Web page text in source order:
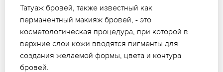
Татуаж бровей, также известный как
перманентный макияж бровей, - это
косметологическая процедура, при которой в
верхние слои кожи вводятся пигменты для
создания желаемой формы, цвета и контура
бровей.